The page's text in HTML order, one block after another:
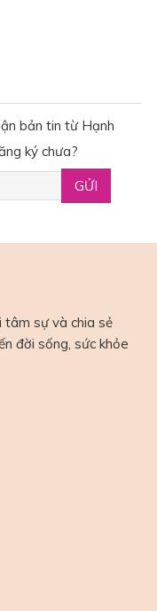
bản tin từ Hạnh
ký chưa?
tâm sự và chia sẻ
đời sống, sức khỏe